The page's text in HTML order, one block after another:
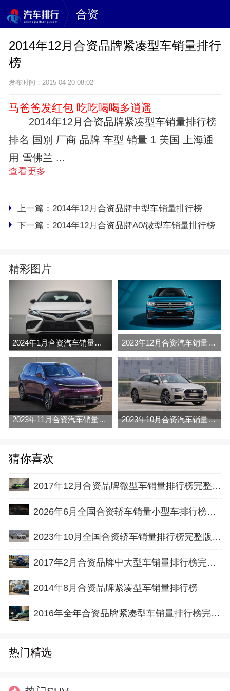
合资
2014年12月合资品牌紧凑型车销量排行
榜
发布时间：2015-04-20 08:02
马爸爸发红包 吃吃喝喝多逍遥
2014年12月合资品牌紧凑型车销量排行榜
排名 国别 厂商 品牌 车型 销量 1 美国 上海通
用 雪佛兰 ...
查看更多
上一篇： 2014年12月合资品牌中型车销量排行榜
下一篇： 2014年12月合资品牌A0/微型车销量排行榜
精彩图片
2024年1月合资汽车销量排行榜完整版名单(零售量 2023年12月合资汽车销量排行榜完整版名单(零售量
2023年11月合资汽车销量排行榜完整版名单(零售量 2023年10月合资汽车销量排行榜完整版名单(零售量
猜你喜欢
2017年12月合资品牌微型车销量排行榜完整版名单
2026年6月全国合资轿车销量小型车排行榜完整版(批发量
2023年10月全国合资轿车销量排行榜完整版(出口量
2017年2月合资品牌中大型车销量排行榜完整版名单
2014年8月合资品牌紧凑型车销量排行榜
2016年全年合资品牌紧凑型车销量排行榜完整版名单
热门精选